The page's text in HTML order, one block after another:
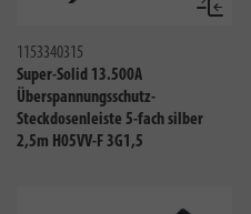
1153340315
Super-Solid 13.500A
Überspannungsschutz-
Steckdosenleiste 5-fach silber
2,5m H05VV-F 3G1,5